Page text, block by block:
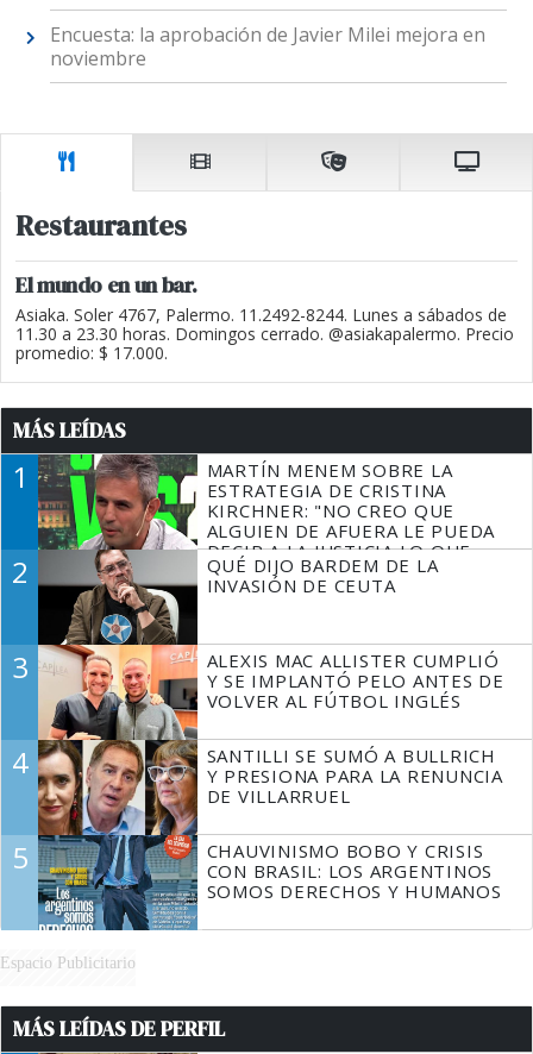
Encuesta: la aprobación de Javier Milei mejora en
noviembre
Restaurantes
El mundo en un bar.
Asiaka. Soler 4767, Palermo. 11.2492-8244. Lunes a sábados de
11.30 a 23.30 horas. Domingos cerrado. @asiakapalermo. Precio
promedio: $ 17.000.
MÁS LEÍDAS
1
MARTÍN MENEM SOBRE LA
ESTRATEGIA DE CRISTINA
KIRCHNER: "NO CREO QUE
ALGUIEN DE AFUERA LE PUEDA
DECIR A LA JUSTICIA LO QUE
TIENE QUE HACER"
2
QUÉ DIJO BARDEM DE LA
INVASIÓN DE CEUTA
3
ALEXIS MAC ALLISTER CUMPLIÓ
Y SE IMPLANTÓ PELO ANTES DE
VOLVER AL FÚTBOL INGLÉS
4
SANTILLI SE SUMÓ A BULLRICH
Y PRESIONA PARA LA RENUNCIA
DE VILLARRUEL
5
CHAUVINISMO BOBO Y CRISIS
CON BRASIL: LOS ARGENTINOS
SOMOS DERECHOS Y HUMANOS
Espacio Publicitario
MÁS LEÍDAS DE PERFIL